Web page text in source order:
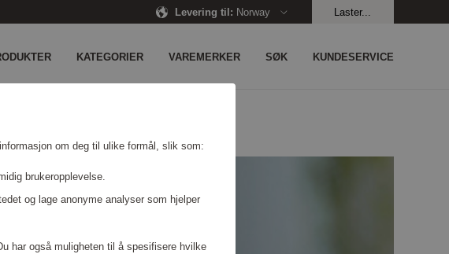
Levering til: Norway Laster...
KATEGORIER VAREMERKER SØK KUNDESERVICE
om deg til ulike formål, slik som:
brukeropplevelse.
og lage anonyme analyser som hjelper
har også muligheten til å spesifisere hvilke